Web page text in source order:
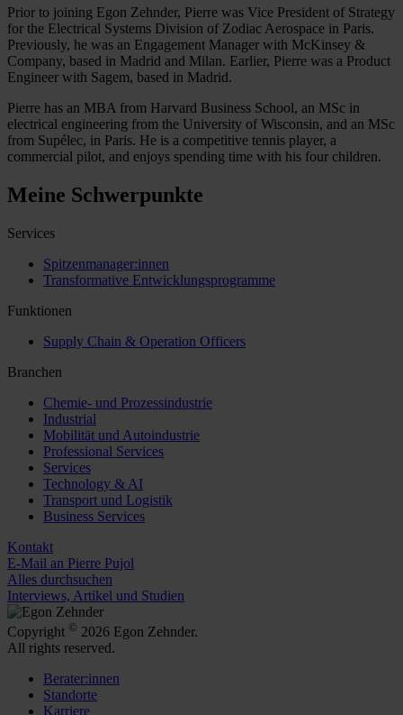
Prior to joining Egon Zehnder, Pierre was Vice President of Strategy
for the Electrical Systems Division of Zodiac Aerospace in Paris.
Previously, he was an Engagement Manager with McKinsey &
Company, based in Madrid and Milan. Earlier, Pierre was a Product
Engineer with Sagem, based in Madrid.
Pierre has an MBA from Harvard Business School, an MSc in
electrical engineering from the University of Wisconsin, and an MSc
from Supélec, in Paris. He is a competitive tennis player, a
commercial pilot, and enjoys spending time with his four children.
Meine Schwerpunkte
Services
Spitzenmanager:innen
Transformative Entwicklungsprogramme
Funktionen
Supply Chain & Operation Officers
Branchen
Chemie- und Prozessindustrie
Industrial
Mobilität und Autoindustrie
Professional Services
Services
Technology & AI
Transport und Logistik
Business Services
Kontakt
E-Mail an Pierre Pujol
Alles durchsuchen
Interviews, Artikel und Studien
Copyright © 2026 Egon Zehnder.
All rights reserved.
Berater:innen
Standorte
Karriere